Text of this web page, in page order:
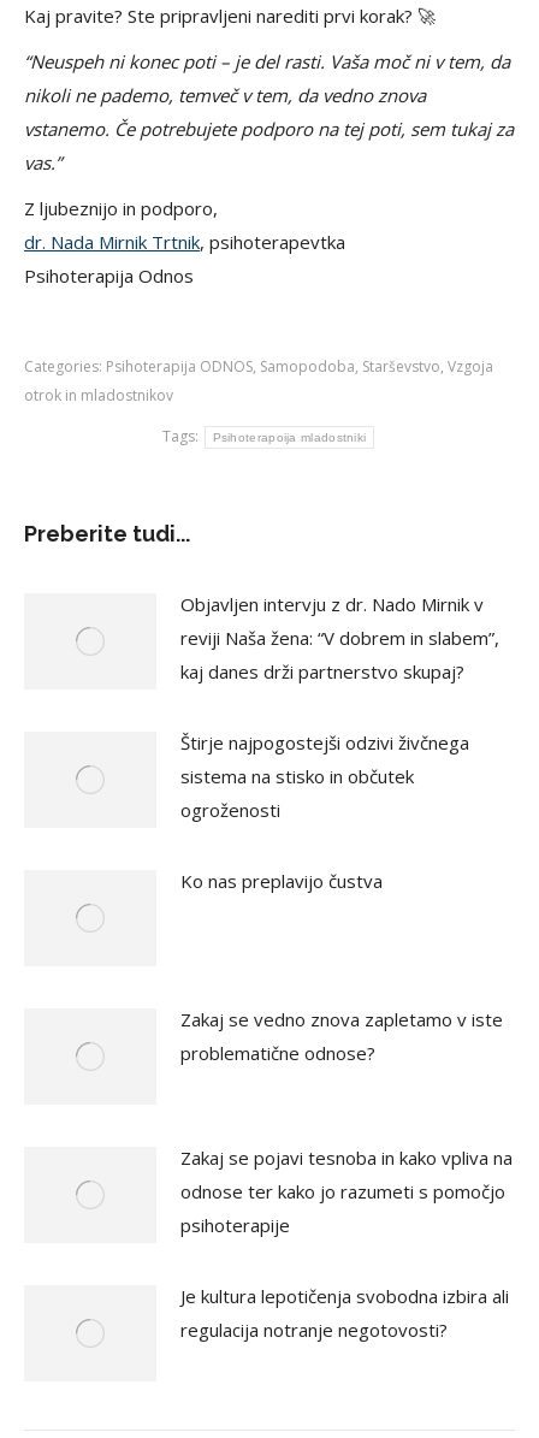
Kaj pravite? Ste pripravljeni narediti prvi korak? 🚀
“Neuspeh ni konec poti – je del rasti. Vaša moč ni v tem, da
nikoli ne pademo, temveč v tem, da vedno znova
vstanemo. Če potrebujete podporo na tej poti, sem tukaj za
vas.”
Z ljubeznijo in podporo,
dr. Nada Mirnik Trtnik, psihoterapevtka
Psihoterapija Odnos
Categories: Psihoterapija ODNOS, Samopodoba, Starševstvo, Vzgoja
otrok in mladostnikov
Tags:
Psihoterapoija mladostniki
Preberite tudi...
Objavljen intervju z dr. Nado Mirnik v
reviji Naša žena: “V dobrem in slabem”,
kaj danes drži partnerstvo skupaj?
Štirje najpogostejši odzivi živčnega
sistema na stisko in občutek
ogroženosti
Ko nas preplavijo čustva
Zakaj se vedno znova zapletamo v iste
problematične odnose?
Zakaj se pojavi tesnoba in kako vpliva na
odnose ter kako jo razumeti s pomočjo
psihoterapije
Je kultura lepotičenja svobodna izbira ali
regulacija notranje negotovosti?